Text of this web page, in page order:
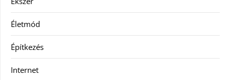
Életmód
Építkezés
Internet